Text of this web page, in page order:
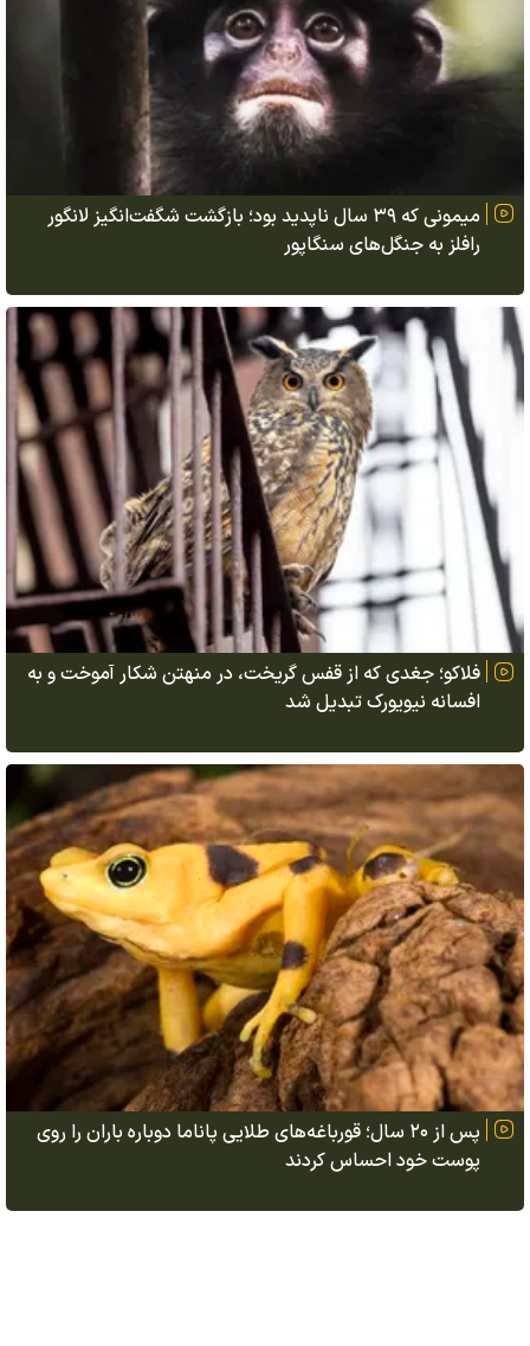
میمونی که ۳۹ سال ناپدید بود؛ بازگشت شگفت‌انگیز لانگور
رافلز به جنگل‌های سنگاپور
فلاکو؛ جغدی که از قفس گریخت، در منهتن شکار آموخت و به
افسانه نیویورک تبدیل شد
پس از ۲۰ سال؛ قورباغه‌های طلایی پاناما دوباره باران را روی
پوست خود احساس کردند